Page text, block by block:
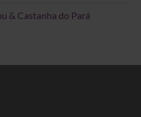
& Castanha do Pará